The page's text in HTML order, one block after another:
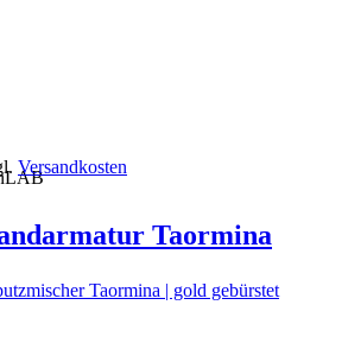
Versandkosten
Taormina